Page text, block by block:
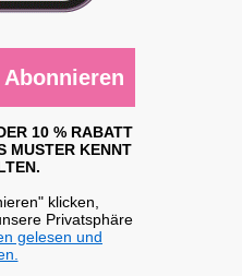
Abonnieren
10 % RABATT
MUSTER KENNT
klicken,
Privatsphäre
gelesen und